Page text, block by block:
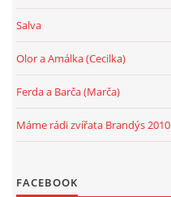
Salva
Olor a Amálka (Cecilka)
Ferda a Barča (Marča)
Máme rádi zvířata Brandýs 2010
FACEBOOK